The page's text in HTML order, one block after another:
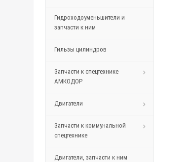
Гидроходоуменьшители и
запчасти к ним
Гильзы цилиндров
Запчасти к спецтехнике
АМКОДОР
Двигатели
Запчасти к коммунальной
спецтехнике
Двигатели, запчасти к ним